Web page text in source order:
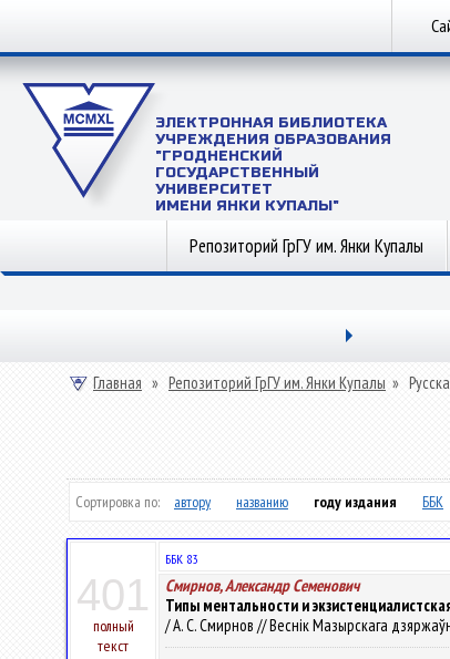
ЭЛЕКТРОННАЯ БИБЛИОТЕКА
УЧРЕЖДЕНИЯ ОБРАЗОВАНИЯ
"ГРОДНЕНСКИЙ
ГОСУДАРСТВЕННЫЙ
УНИВЕРСИТЕТ
ИМЕНИ ЯНКИ КУПАЛЫ"
Репозиторий ГрГУ им. Янки Купалы
Главная » Репозиторий ГрГУ им. Янки Купалы »
Сортировка по: автору названию году издания ББК
401
полный
текст
ББК 83
Смирнов, Александр Семенович
Типы ментальности и
/ А. С. Смирнов // Веснік Мазырскага